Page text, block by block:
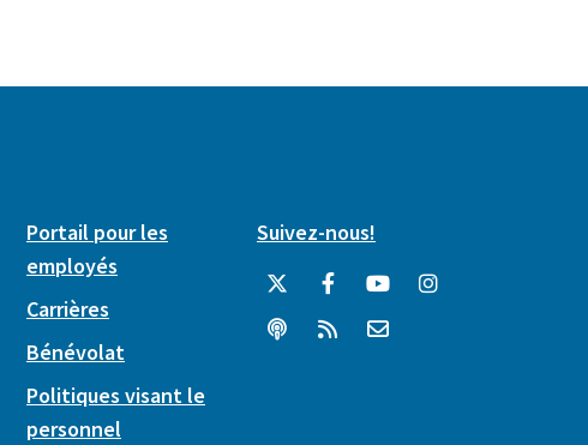
Portail pour les
employés
Carrières
Bénévolat
Politiques visant le
personnel
Suivez-nous!